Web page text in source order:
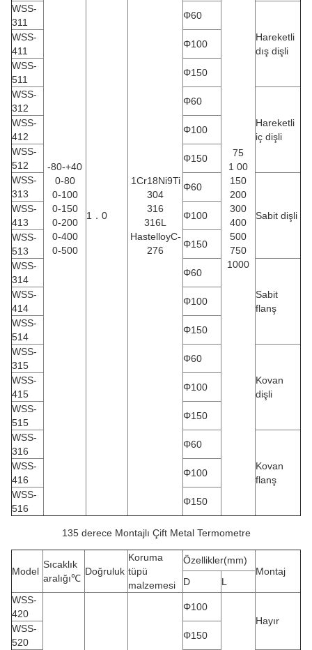
-80-+40
0-80
0-100
0-150
0-200
0-400
0-500
1．0
1Cr18Ni9Ti
304
316
316L
HastelloyC-
276
75
1 00
150
200
300
400
500
750
1000
WSS-
311
Φ60
Hareketli
dış dişli
WSS-
411
Φ100
WSS-
511
Φ150
WSS-
312
Φ60
Hareketli
iç dişli
WSS-
412
Φ100
WSS-
512
Φ150
WSS-
313
Φ60
Sabit dişli
WSS-
413
Φ100
WSS-
513
Φ150
WSS-
314
Φ60
Sabit
flanş
WSS-
414
Φ100
WSS-
514
Φ150
WSS-
315
Φ60
Kovan
dişli
WSS-
415
Φ100
WSS-
515
Φ150
WSS-
316
Φ60
Kovan
flanş
WSS-
416
Φ100
WSS-
516
Φ150
135 derece Montajlı Çift Metal Termometre
Model
Sıcaklık
aralığı℃
Doğruluk
Koruma
tüpü
malzemesi
Özellikler(mm)
Montaj
D
L
WSS-
420
Φ100
Hayır
WSS-
520
Φ150